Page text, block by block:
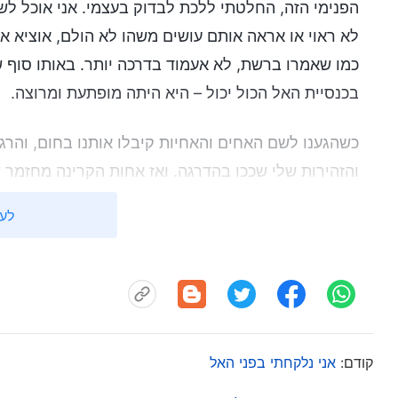
הפנימי הזה, החלטתי ללכת לבדוק בעצמי. אני
לא ראוי או אראה אותם עושים משהו לא הולם, אוציא
כמו שאמרו ברשת, לא אעמוד בדרכה יותר. באותו
בכנסיית האל הכול יכול – היא היתה מופתעת ומרוצה.
כשהגענו לשם האחים והאחיות קיבלו אותנו בחום,
והזהירות שלי שככו בהדרגה. ואז אחות הקרינה מחזמר
דברים שקרו למשפחה שלי, וסבלתי סוגים של
העמדתי פני חזק. מי באמת יכול לדעת את הכאב
יכול רחמים לבני האדם שסובלים עמוקות. לצד
ומזון ולהעיר אתכם, כדי שכבר לא תהיו צמאיםקודם: אני נלקחתי בפני האל